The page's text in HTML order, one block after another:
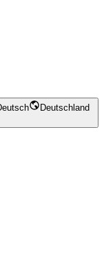
Deutschland